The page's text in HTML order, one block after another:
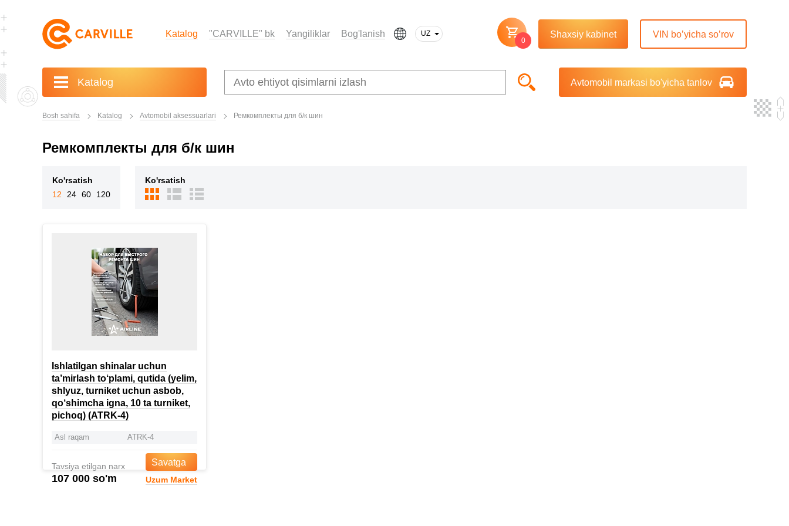
Katalog "CARVILLE" bk Yangiliklar Bog'lanish
UZ
0
Shaxsiy kabinet VIN bo’yicha so’rov
Katalog Avtomobil markasi bo'yicha tanlov
Bosh sahifa Katalog Avtomobil aksessuarlari Ремкомплекты для б/к шин
Ремкомплекты для б/к шин
Ko'rsatish
12
24 60 120
Ko'rsatish
Ishlatilgan shinalar uchun
ta’mirlash to‘plami, qutida (yelim,
shlyuz, turniket uchun asbob,
qo‘shimcha igna, 10 ta turniket,
pichoq) (ATRK-4)
Asl raqam ATRK-4
Tavsiya etilgan narx
107 000 so'm
Savatga
Uzum Market